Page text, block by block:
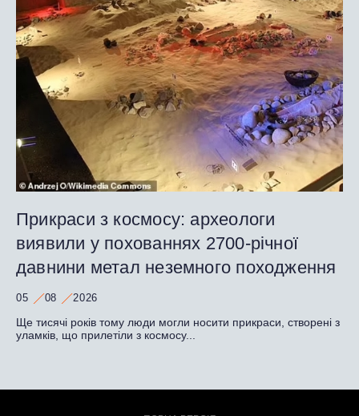
Прикраси з космосу: археологи
виявили у похованнях 2700-річної
давнини метал неземного походження
05 08 2026
Ще тисячі років тому люди могли носити прикраси, створені з
уламків, що прилетіли з космосу...